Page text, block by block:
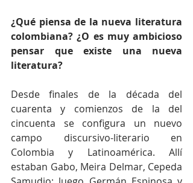
¿Qué piensa de la nueva literatura
colombiana? ¿O es muy ambicioso
pensar que existe una nueva
literatura?
Desde finales de la década del
cuarenta y comienzos de la del
cincuenta se configura un nuevo
campo discursivo-literario en
Colombia y Latinoamérica. Allí
estaban Gabo, Meira Delmar, Cepeda